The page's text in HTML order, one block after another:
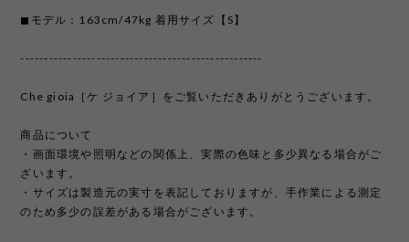
◼︎モデル：163cm/47kg 着用サイズ【S】
---------------------------------------------------
Che gioia［ケ ジョイア］をご覧いただきありがとうございます。
商品について
・画面環境や照明などの関係上、実際の色味と多少異なる場合がご
ざいます。
・サイズは製造元の実寸を表記しておりますが、手作業による測定
のため多少の誤差がある場合がございます。